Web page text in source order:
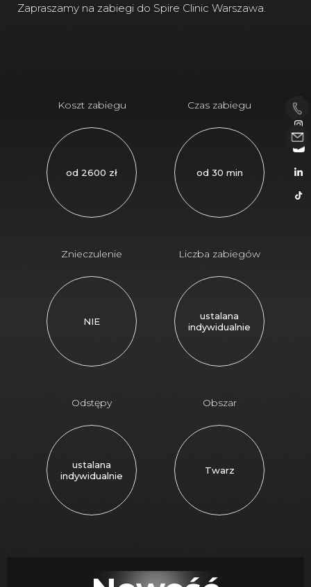
Zapraszamy na zabiegi do Spire Clinic Warszawa.
Koszt zabiegu
od 2600 zł
Czas zabiegu
od 30 min
Znieczulenie
NIE
Liczba zabiegów
ustalana
indywidualnie
Odstępy
ustalana
indywidualnie
Obszar
Twarz